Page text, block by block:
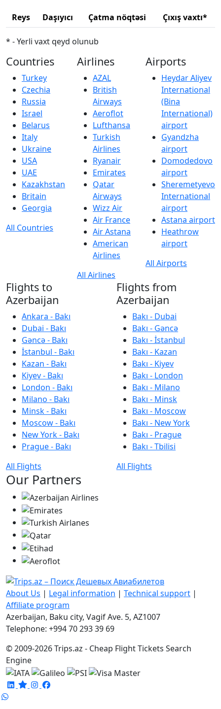
Reys Daşıyıcı Çatma nöqtəsi Çıxış vaxtı*
* - Yerli vaxt qeyd olunub
Countries
Turkey
Czechia
Russia
Israel
Belarus
Italy
Ukraine
USA
UAE
Kazakhstan
Britain
Georgia
All Countries
Airlines
AZAL
British
Airways
Aeroflot
Lufthansa
Turkish
Airlines
Ryanair
Emirates
Qatar
Airways
Wizz Air
Air France
Air Astana
American
Airlines
All Airlines
Airports
Heydar Aliyev
International
(Bina
International)
airport
Gyandzha
airport
Domodedovo
airport
Sheremetyevo
International
airport
Astana airport
Heathrow
airport
All Airports
Flights to
Azerbaijan
Ankara - Bakı
Dubai - Bakı
Gəncə - Bakı
İstanbul - Bakı
Kazan - Bakı
Kiyev - Bakı
London - Bakı
Milano - Bakı
Minsk - Bakı
Moscow - Bakı
New York - Bakı
Prague - Bakı
All Flights
Flights from
Azerbaijan
Bakı - Dubai
Bakı - Gəncə
Bakı - İstanbul
Bakı - Kazan
Bakı - Kiyev
Bakı - London
Bakı - Milano
Bakı - Minsk
Bakı - Moscow
Bakı - New York
Bakı - Prague
Bakı - Tbilisi
All Flights
Our Partners
About Us | Legal information | Technical support |
Affiliate program
Azerbaijan, Baku city, Vagif Ave. 5, AZ1007
Telephone: +994 70 293 39 69
© 2009-2026 Trips.az - Cheap Flight Tickets Search
Engine